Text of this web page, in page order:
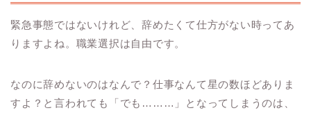
緊急事態ではないけれど、辞めたくて仕方がない時ってあ
りますよね。職業選択は自由です。
なのに辞めないのはなんで？仕事なんて星の数ほどありま
すよ？と言われても「でも………」となってしまうのは、